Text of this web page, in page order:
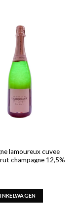
lamoureux cuvee
champagne 12,5%